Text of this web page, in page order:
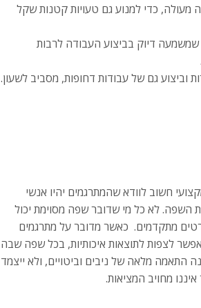
מעולה, כדי למנוע גם טעויות קטנות שקל
שמשמעה דיוק בביצוע העבודה לרבות
וביצוע גם של עבודות דחופות, מסביב לשעון.
חשוב לוודא שהמתרגמים יהיו אנשי
השפה. לא כל מי שדובר שפה מסוימת יכול
מתקדמים. כאשר מדובר על מתרגמים
אפשר לצפות לתוצאות איכותיות, בכל שפה שבה
התאמה מלאה של ניבים וביטויים, ולא ייצמד
מחויב המציאות.